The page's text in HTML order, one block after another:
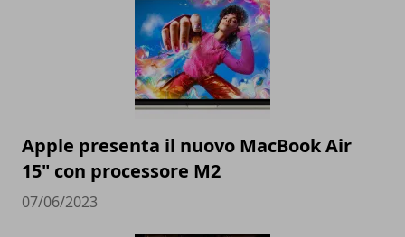
Apple presenta il nuovo MacBook Air
15" con processore M2
07/06/2023